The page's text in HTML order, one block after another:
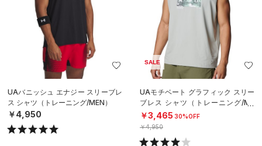
UAバニッシュ エナジー スリーブレ
ス シャツ（トレーニング/MEN）
￥4,950
SALE
UAモチベート グラフィック スリー
ブレス シャツ（トレーニング/ME
N）
￥3,465 30%OFF
￥4,950